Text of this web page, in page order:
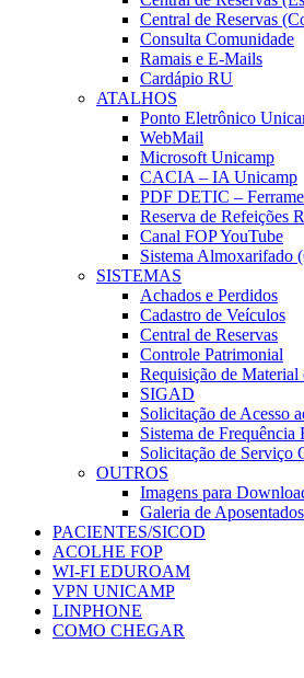
Central de Reservas
Consulta Comunidade
Ramais e E-Mails
Cardápio RU
ATALHOS
Ponto Eletrônico
WebMail
Microsoft Unicamp
CACIA – IA Unicamp
PDF DETIC –
Reserva de Refeições
Canal FOP YouTube
Sistema Almoxarifado
SISTEMAS
Achados e Perdidos
Cadastro de Veículos
Central de Reservas
Controle Patrimonial
Requisição de Material
SIGAD
Solicitação de Acesso
Sistema de Frequência
Solicitação de Serviço
OUTROS
Imagens para
Galeria de Aposentados
PACIENTES/SICOD
ACOLHE FOP
WI-FI EDUROAM
VPN UNICAMP
LINPHONE
COMO CHEGAR